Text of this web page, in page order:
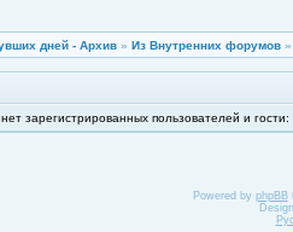
дней - Архив » Из Внутренних форумов
зарегистрированных пользователей и гости:
Powered by phpBB